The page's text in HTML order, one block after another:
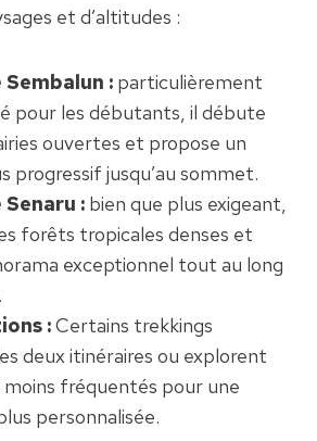
et d’altitudes :
Sembalun : particulièrement
pour les débutants, il débute
ouvertes et propose un
progressif jusqu’au sommet.
: bien que plus exigeant,
forêts tropicales denses et
exceptionnel tout au long
:Certains trekkings
deux itinéraires ou explorent
fréquentés pour une
personnalisée.